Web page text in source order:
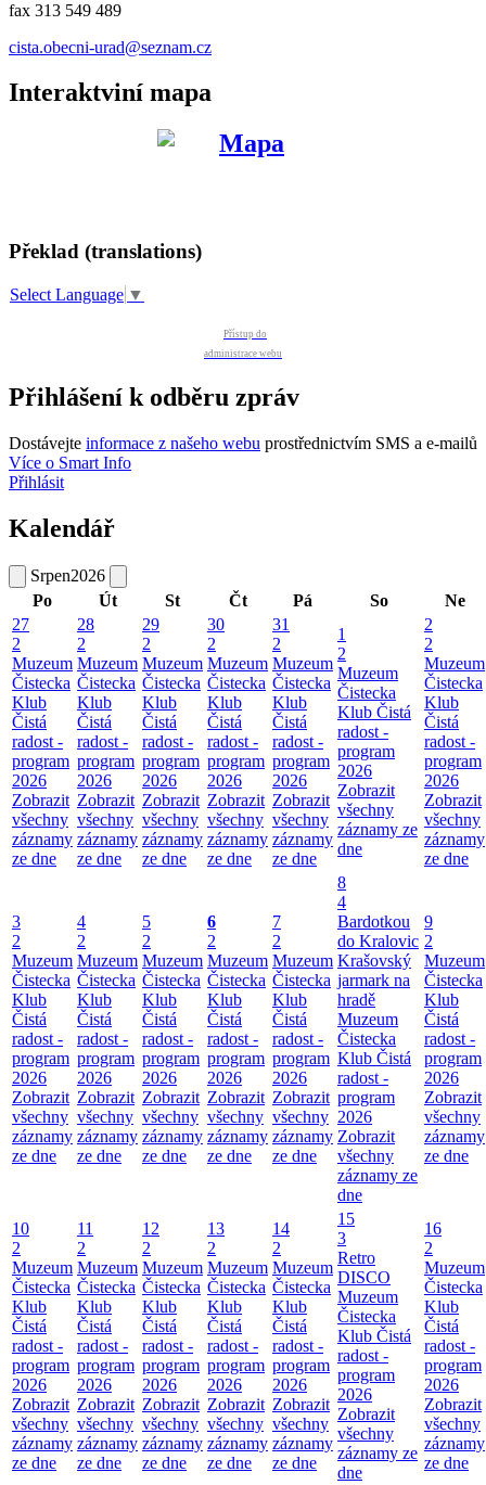
fax 313 549 489
cista.obecni-urad@seznam.cz
Interaktviní mapa
Překlad (translations)
Select Language ▼
Přístup do
administrace webu
Přihlášení k odběru zpráv
Dostávejte informace z našeho webu prostřednictvím SMS a e-mailů
Více o Smart Info
Přihlásit
Kalendář
Srpen2026
Po
Út St Čt Pá So
Ne
27
2
Muzeum
Čistecka
Klub
Čistá
radost -
program
2026
Zobrazit
všechny
záznamy
ze dne
28
2
Muzeum
Čistecka
Klub
Čistá
radost -
program
2026
Zobrazit
všechny
záznamy
ze dne
29
2
Muzeum
Čistecka
Klub
Čistá
radost -
program
2026
Zobrazit
všechny
záznamy
ze dne
30
2
Muzeum
Čistecka
Klub
Čistá
radost -
program
2026
Zobrazit
všechny
záznamy
ze dne
31
2
Muzeum
Čistecka
Klub
Čistá
radost -
program
2026
Zobrazit
všechny
záznamy
ze dne
1
2
Muzeum
Čistecka
Klub Čistá
radost -
program
2026
Zobrazit
všechny
záznamy ze
dne
2
2
Muzeum
Čistecka
Klub
Čistá
radost -
program
2026
Zobrazit
všechny
záznamy
ze dne
3
2
Muzeum
Čistecka
Klub
Čistá
radost -
program
2026
Zobrazit
všechny
záznamy
ze dne
4
2
Muzeum
Čistecka
Klub
Čistá
radost -
program
2026
Zobrazit
všechny
záznamy
ze dne
5
2
Muzeum
Čistecka
Klub
Čistá
radost -
program
2026
Zobrazit
všechny
záznamy
ze dne
6
2
Muzeum
Čistecka
Klub
Čistá
radost -
program
2026
Zobrazit
všechny
záznamy
ze dne
7
2
Muzeum
Čistecka
Klub
Čistá
radost -
program
2026
Zobrazit
všechny
záznamy
ze dne
8
4
Bardotkou
do Kralovic
Krašovský
jarmark na
hradě
Muzeum
Čistecka
Klub Čistá
radost -
program
2026
Zobrazit
všechny
záznamy ze
dne
9
2
Muzeum
Čistecka
Klub
Čistá
radost -
program
2026
Zobrazit
všechny
záznamy
ze dne
10
2
Muzeum
Čistecka
Klub
Čistá
radost -
program
2026
Zobrazit
všechny
záznamy
ze dne
11
2
Muzeum
Čistecka
Klub
Čistá
radost -
program
2026
Zobrazit
všechny
záznamy
ze dne
12
2
Muzeum
Čistecka
Klub
Čistá
radost -
program
2026
Zobrazit
všechny
záznamy
ze dne
13
2
Muzeum
Čistecka
Klub
Čistá
radost -
program
2026
Zobrazit
všechny
záznamy
ze dne
14
2
Muzeum
Čistecka
Klub
Čistá
radost -
program
2026
Zobrazit
všechny
záznamy
ze dne
15
3
Retro
DISCO
Muzeum
Čistecka
Klub Čistá
radost -
program
2026
Zobrazit
všechny
záznamy ze
dne
16
2
Muzeum
Čistecka
Klub
Čistá
radost -
program
2026
Zobrazit
všechny
záznamy
ze dne